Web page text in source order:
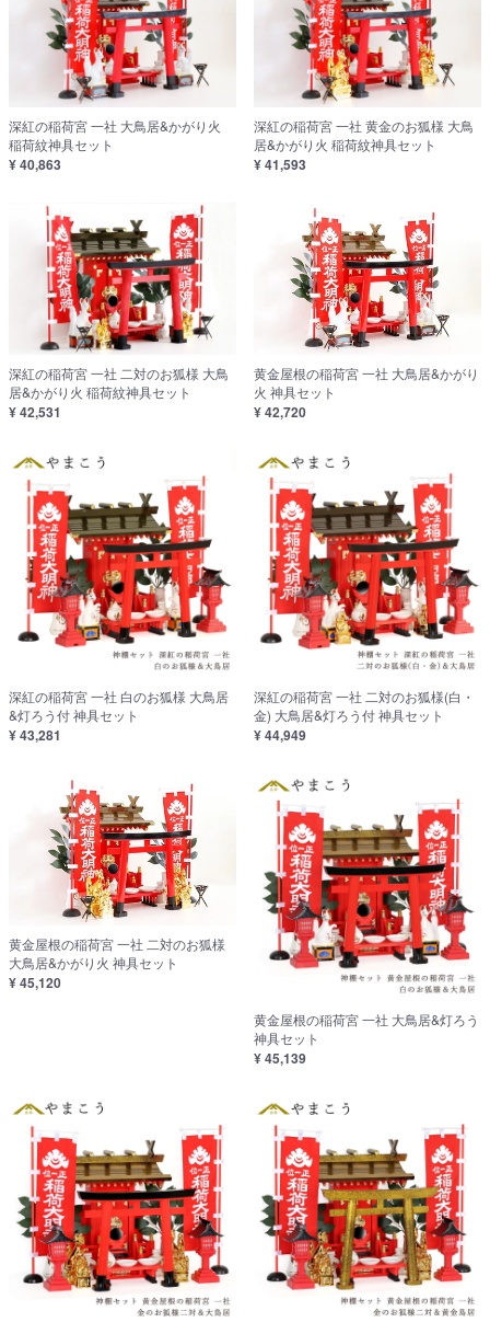
深紅の稲荷宮 一社 大鳥居&かがり火
稲荷紋神具セット
¥ 40,863
深紅の稲荷宮 一社 黄金のお狐様 大鳥
居&かがり火 稲荷紋神具セット
¥ 41,593
深紅の稲荷宮 一社 二対のお狐様 大鳥
居&かがり火 稲荷紋神具セット
¥ 42,531
黄金屋根の稲荷宮 一社 大鳥居&かがり
火 神具セット
¥ 42,720
深紅の稲荷宮 一社 白のお狐様 大鳥居
&灯ろう付 神具セット
¥ 43,281
深紅の稲荷宮 一社 二対のお狐様(白・
金) 大鳥居&灯ろう付 神具セット
¥ 44,949
黄金屋根の稲荷宮 一社 二対のお狐様
大鳥居&かがり火 神具セット
¥ 45,120
黄金屋根の稲荷宮 一社 大鳥居&灯ろう
神具セット
¥ 45,139